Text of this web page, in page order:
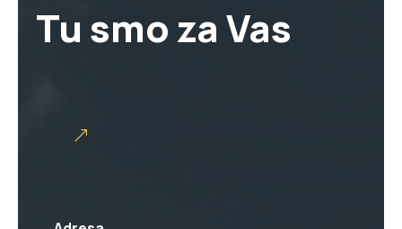
Tu smo za Vas